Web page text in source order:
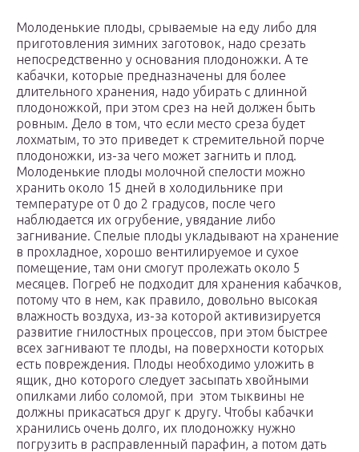
Молоденькие плоды, срываемые на еду либо для
приготовления зимних заготовок, надо срезать
непосредственно у основания плодоножки. А те
кабачки, которые предназначены для более
длительного хранения, надо убирать с длинной
плодоножкой, при этом срез на ней должен быть
ровным. Дело в том, что если место среза будет
лохматым, то это приведет к стремительной порче
плодоножки, из-за чего может загнить и плод.
Молоденькие плоды молочной спелости можно
хранить около 15 дней в холодильнике при
температуре от 0 до 2 градусов, после чего
наблюдается их огрубение, увядание либо
загнивание. Спелые плоды укладывают на хранение
в прохладное, хорошо вентилируемое и сухое
помещение, там они смогут пролежать около 5
месяцев. Погреб не подходит для хранения кабачков,
потому что в нем, как правило, довольно высокая
влажность воздуха, из-за которой активизируется
развитие гнилостных процессов, при этом быстрее
всех загнивают те плоды, на поверхности которых
есть повреждения. Плоды необходимо уложить в
ящик, дно которого следует засыпать хвойными
опилками либо соломой, при этом тыквины не
должны прикасаться друг к другу. Чтобы кабачки
хранились очень долго, их плодоножку нужно
погрузить в расправленный парафин, а потом дать